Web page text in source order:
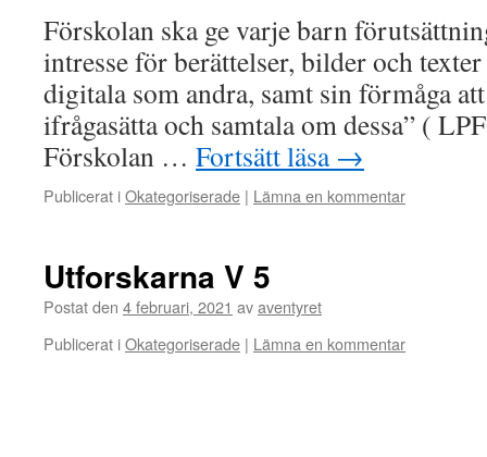
Förskolan ska ge varje barn
intresse för berättelser, bilder och
digitala som andra, samt sin förmåga
ifrågasätta och samtala om dessa” (
Förskolan … Fortsätt läsa →
Publicerat iOkategoriserade | Lämna en kommentar
Utforskarna V 5
Postat den 4 februari, 2021 avaventyret
Publicerat iOkategoriserade | Lämna en kommentar